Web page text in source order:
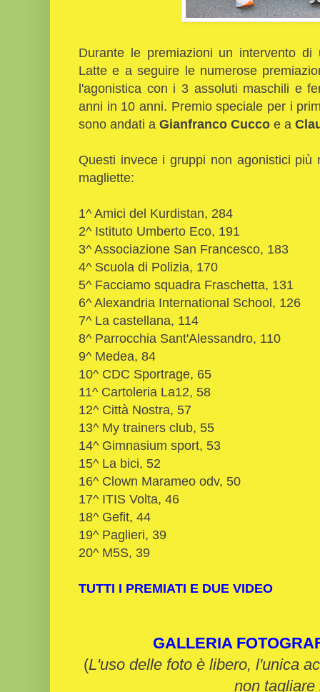
Durante le premiazioni un intervento
Latte e a seguire le numerose
l'agonistica con i 3 assoluti maschili e
anni in 10 anni. Premio speciale per i
sono andati a Gianfranco Cucco e a
Questi invece i gruppi non agonistici più
magliette:
1^ Amici del Kurdistan, 284
2^ Istituto Umberto Eco, 191
3^ Associazione San Francesco, 183
4^ Scuola di Polizia, 170
5^ Facciamo squadra Fraschetta, 131
6^ Alexandria International School, 126
7^ La castellana, 114
8^ Parrocchia Sant'Alessandro, 110
9^ Medea, 84
10^ CDC Sportrage, 65
11^ Cartoleria La12, 58
12^ Città Nostra, 57
13^ My trainers club, 55
14^ Gimnasium sport, 53
15^ La bici, 52
16^ Clown Marameo odv, 50
17^ ITIS Volta, 46
18^ Gefit, 44
19^ Paglieri, 39
20^ M5S, 39
TUTTI I PREMIATI E DUE VIDEO
GALLERIA
(L'uso delle foto è libero, l'unica
non tagliare